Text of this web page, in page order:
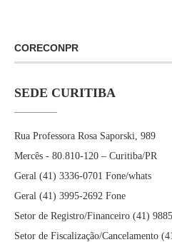
CORECONPR
SEDE CURITIBA
Rua Professora Rosa Saporski, 989
Mercês - 80.810-120 – Curitiba/PR
Geral (41) 3336-0701 Fone/whats
Geral (41) 3995-2692 Fone
Setor de Registro/Financeiro (41)
Setor de Fiscalização/Cancelamento